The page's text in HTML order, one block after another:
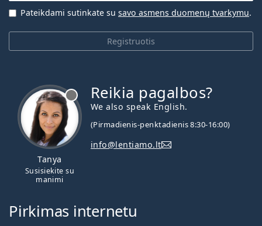
Registruotis
Pateikdami sutinkate su savo asmens duomenų tvarkymu.
Tanya
Susisiekite su
manimi
Reikia pagalbos?
We also speak English.
(Pirmadienis-penktadienis 8:30-16:00)
info@lentiamo.lt
Pirkimas internetu